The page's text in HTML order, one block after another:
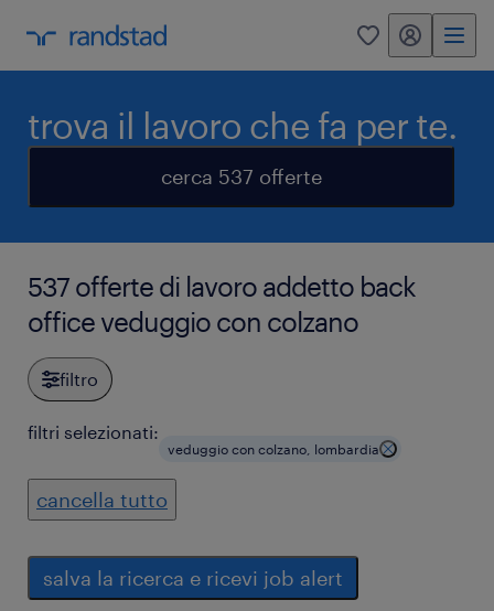
0 my randstad
trova il lavoro che fa per te.
cerca 537 offerte
537 offerte di lavoro addetto back
office veduggio con colzano
filtro
filtri selezionati:
veduggio con colzano, lombardia
cancella tutto
salva la ricerca e ricevi job alert